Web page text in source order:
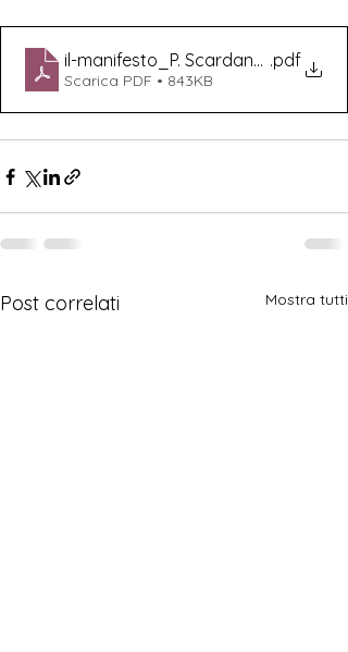
il-manifesto_P. .pdf
Scarica PDF • 843KB
Post correlati Mostra tutti